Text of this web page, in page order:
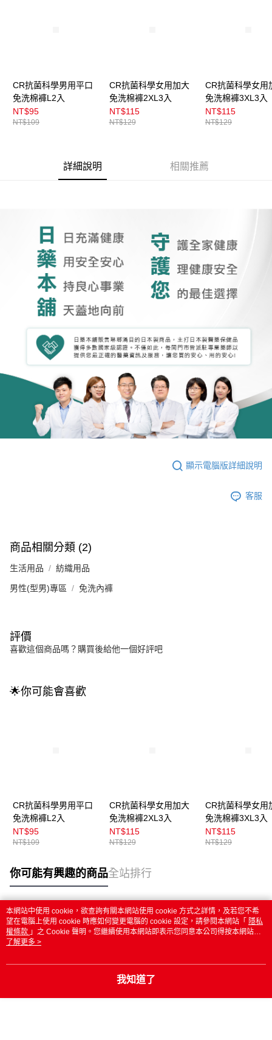
1.本服務係由「台灣大哥大股份有限公司」（以下簡稱本公司）所提供，讓
用戶於交易時，得透過本服務購買商品或服務，並由商店將買賣／分期付款
買賣價金債權讓與本公司後，依約使用本公司帳單繳交帳款。
2.基於同意付款使用「大哥付你分期」之契約關係目的，商店將以您的個人
資料（包含姓名、電話或地址）提供予台灣大哥大進項蒐集、處理及利用，
付款後7-11取貨
每筆NT$100，滿NT$899(含以上)免運費
宅配
付款後門市自取
CR抗菌科學男用平口
免洗棉褲L2入
NT$95
NT$109
CR抗菌科學女用加大
免洗棉褲2XL3入
NT$115
NT$129
CR抗菌科學女用
免洗棉褲3XL3入
NT$115
NT$129
詳細說明 相關推薦
顯示電腦版詳細說明
客服
商品相關分類 (2)
生活用品 紡織用品
男性(型男)專區 免洗內褲
評價
喜歡這個商品嗎？購買後給他一個好評吧
🌟你可能會喜歡
CR抗菌科學男用平口
免洗棉褲L2入
NT$95
NT$109
CR抗菌科學女用加大
免洗棉褲2XL3入
NT$115
NT$129
CR抗菌科學女用
免洗棉褲3XL3入
NT$115
NT$129
你可能有興趣的商品全站排行
熱門標籤
本網站中使用 cookie，欲查詢有關本網站使用 cookie 方式之詳情，及若您不希
望在電腦上使用 cookie 時應如何變更電腦的 cookie 設定，請參閱本網站「 隱私
權條款 」之 Cookie 聲明。您繼續使用本網站即表示您同意本公司得按本網站使
用條款之 Cookie 聲明使用 cookie。
了解更多 >
我知道了